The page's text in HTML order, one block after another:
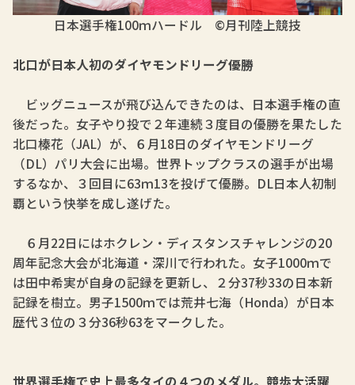
日本選手権100ｍハードル ©月刊陸上競技
北口が日本人初のダイヤモンドリーグ優勝
ビッグニュースが飛び込んできたのは、日本選手権の直
後だった。女子やり投で２年連続３度目の優勝を果たした
北口榛花（JAL）が、６月18日のダイヤモンドリーグ
（DL）パリ大会に出場。世界トップクラスの選手が出場
するなか、３回目に63ｍ13を投げて優勝。DL日本人初制
覇という快挙を成し遂げた。
６月22日にはホクレン・ディスタンスチャレンジの20
周年記念大会が北海道・深川で行われた。女子1000ｍで
は田中希実が自身の記録を更新し、２分37秒33の日本新
記録を樹立。男子1500ｍでは荒井七海（Honda）が日本
歴代３位の３分36秒63をマークした。
世界選手権で史上最多タイの４つのメダル。競歩大活躍